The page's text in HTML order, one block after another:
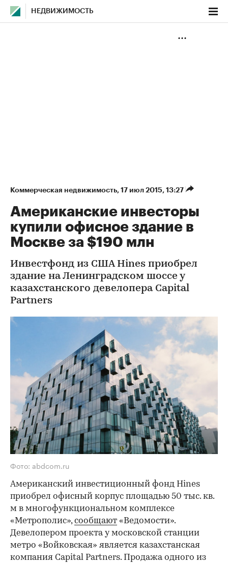
НЕДВИЖИМОСТЬ
Коммерческая недвижимость⁠, 17 июл 2015, 13:27
Американские инвесторы
купили офисное здание в
Москве за $190 млн
Инвестфонд из США Hines приобрел
здание на Ленинградском шоссе у
казахстанского девелопера Capital
Partners
Фото: abdcom.ru
Американский инвестиционный фонд Hines
приобрел офисный корпус площадью 50 тыс. кв.
м в многофункциональном комплексе
«Метрополис»,сообщают «Ведомости».
Девелопером проекта у московской станции
метро «Войковская» является казахстанская
компания Capital Partners. Продажа одного из